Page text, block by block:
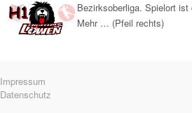
Bezirksoberliga. Spielort ist
Mehr … (Pfeil rechts)
Navigation
überspringen
Impressum
Datenschutz